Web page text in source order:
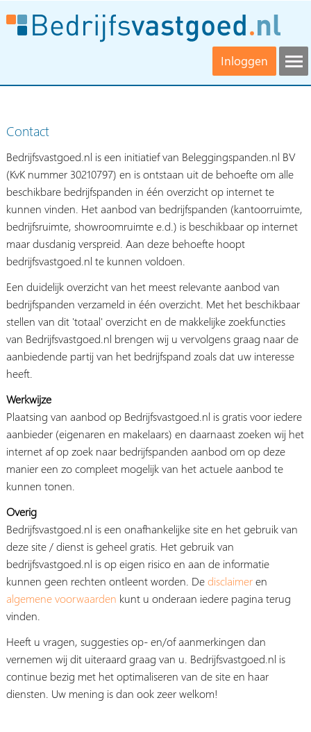
Inloggen
Contact
Bedrijfsvastgoed.nl is een initiatief van Beleggingspanden.nl BV
(KvK nummer 30210797) en is ontstaan uit de behoefte om alle
beschikbare bedrijfspanden in één overzicht op internet te
kunnen vinden. Het aanbod van bedrijfspanden (kantoorruimte,
bedrijfsruimte, showroomruimte e.d.) is beschikbaar op internet
maar dusdanig verspreid. Aan deze behoefte hoopt
bedrijfsvastgoed.nl te kunnen voldoen.
Een duidelijk overzicht van het meest relevante aanbod van
bedrijfspanden verzameld in één overzicht. Met het beschikbaar
stellen van dit 'totaal' overzicht en de makkelijke zoekfuncties
van Bedrijfsvastgoed.nl brengen wij u vervolgens graag naar de
aanbiedende partij van het bedrijfspand zoals dat uw interesse
heeft.
Werkwijze
Plaatsing van aanbod op Bedrijfsvastgoed.nl is gratis voor iedere
aanbieder (eigenaren en makelaars) en daarnaast zoeken wij het
internet af op zoek naar bedrijfspanden aanbod om op deze
manier een zo compleet mogelijk van het actuele aanbod te
kunnen tonen.
Overig
Bedrijfsvastgoed.nl is een onafhankelijke site en het gebruik van
deze site / dienst is geheel gratis. Het gebruik van
bedrijfsvastgoed.nl is op eigen risico en aan de informatie
kunnen geen rechten ontleent worden. Dedisclaimeren
algemene voorwaarden kunt u onderaan iedere pagina terug
vinden.
Heeft u vragen, suggesties op- en/of aanmerkingen dan
vernemen wij dit uiteraard graag van u. Bedrijfsvastgoed.nl is
continue bezig met het optimaliseren van de site en haar
diensten. Uw mening is dan ook zeer welkom!